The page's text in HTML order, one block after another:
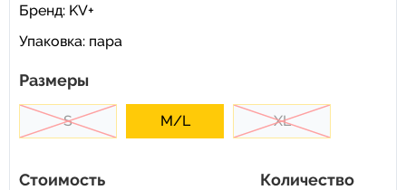
Бренд: KV+
Упаковка: пара
Размеры
S M/L XL
Стоимость Количество